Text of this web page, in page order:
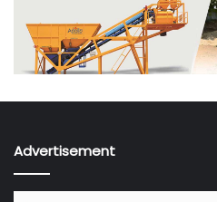
Advertisement